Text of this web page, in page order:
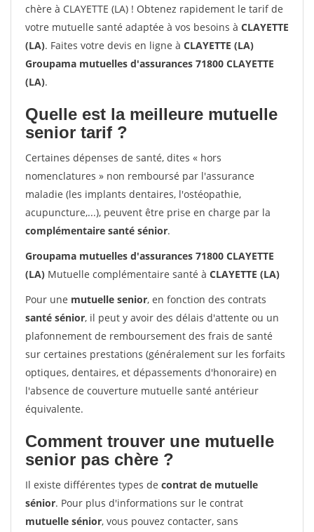
chère à CLAYETTE (LA) ! Obtenez rapidement le tarif de
votre mutuelle santé adaptée à vos besoins à CLAYETTE
(LA). Faites votre devis en ligne à CLAYETTE (LA)
Groupama mutuelles d'assurances 71800 CLAYETTE
(LA).
Quelle est la meilleure mutuelle
senior tarif ?
Certaines dépenses de santé, dites « hors
nomenclatures » non remboursé par l'assurance
maladie (les implants dentaires, l'ostéopathie,
acupuncture,...), peuvent être prise en charge par la
complémentaire santé sénior.
Groupama mutuelles d'assurances 71800 CLAYETTE
(LA) Mutuelle complémentaire santé à CLAYETTE (LA)
Pour une mutuelle senior, en fonction des contrats
santé sénior, il peut y avoir des délais d'attente ou un
plafonnement de remboursement des frais de santé
sur certaines prestations (généralement sur les forfaits
optiques, dentaires, et dépassements d'honoraire) en
l'absence de couverture mutuelle santé antérieur
équivalente.
Comment trouver une mutuelle
senior pas chère ?
Il existe différentes types de contrat de mutuelle
sénior. Pour plus d'informations sur le contrat
mutuelle sénior, vous pouvez contacter, sans